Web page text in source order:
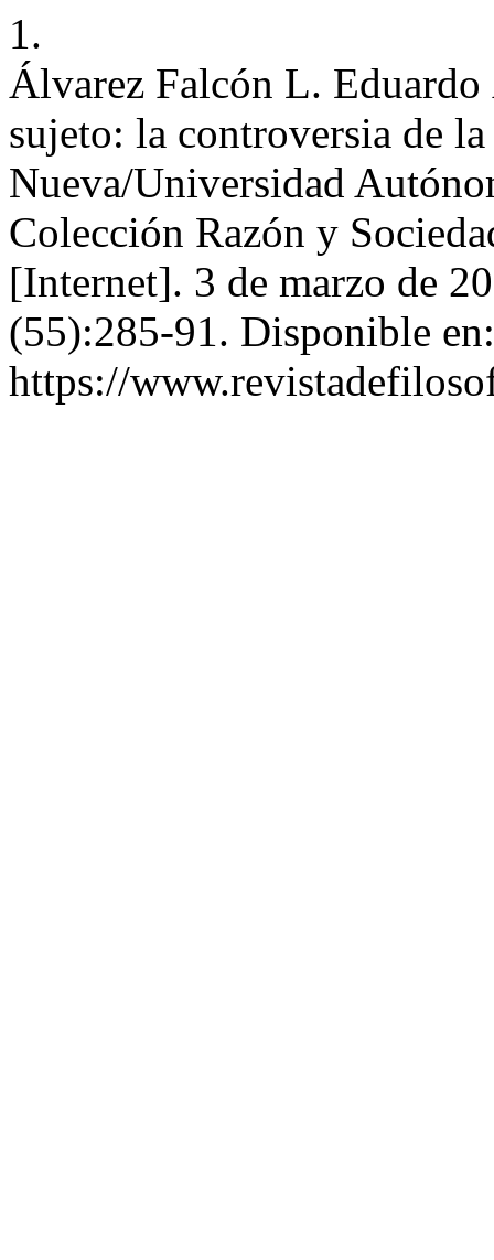
1.
Álvarez Falcón L.
sujeto: la controversia de
Nueva/Universidad
Colección Razón y
[Internet]. 3 de marzo de
(55):285-91. Disponible en:
https://